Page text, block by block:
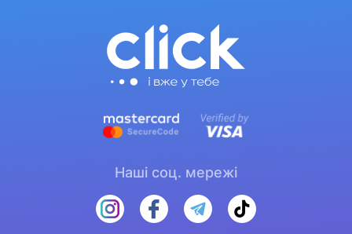
Наші соц. мережі